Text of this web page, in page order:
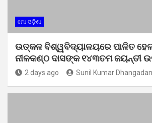
ମୋ ଓଡ଼ିଶା
ଉତ୍କଳ ବିଶ୍ୱବିଦ୍ୟାଳୟରେ ପାଳିତ
ନୀଳକଣ୍ଠ ଦାସଙ୍କ ୧୪୩ତମ ଜୟନ୍ତୀ
2 days ago Sunil Kumar